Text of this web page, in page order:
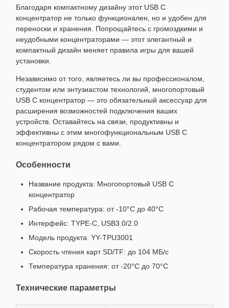
Благодаря компактному дизайну этот USB C
концентратор не только функционален, но и удобен для
переноски и хранения. Попрощайтесь с громоздкими и
неудобными концентраторами — этот элегантный и
компактный дизайн меняет правила игры для вашей
установки.
Независимо от того, являетесь ли вы профессионалом,
студентом или энтузиастом технологий, многопортовый
USB C концентратор — это обязательный аксессуар для
расширения возможностей подключения ваших
устройств. Оставайтесь на связи, продуктивны и
эффективны с этим многофункциональным USB C
концентратором рядом с вами.
Особенности
Название продукта: Многопортовый USB C
концентратор
Рабочая температура: от -10°C до 40°C
Интерфейс: TYPE-C, USB3.0/2.0
Модель продукта: YY-TPU3001
Скорость чтения карт SD/TF: до 104 МБ/с
Температура хранения: от -20°C до 70°C
Технические параметры